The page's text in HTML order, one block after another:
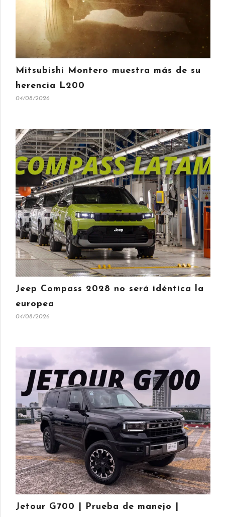
Mitsubishi Montero muestra más de su
herencia L200
04/08/2026
Jeep Compass 2028 no será idéntica la
europea
04/08/2026
Jetour G700 | Prueba de manejo |